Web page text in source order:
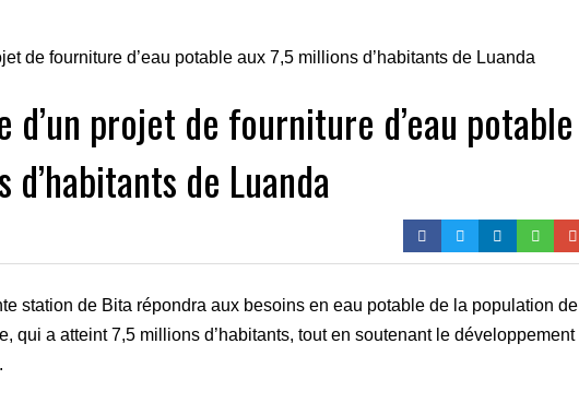
d’un projet de fourniture d’eau potable
d’habitants de Luanda
station de Bita répondra aux besoins en eau potable de la population de
qui a atteint 7,5 millions d’habitants, tout en soutenant le développement